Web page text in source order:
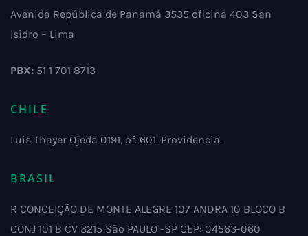
Avenida República de Panamá 3535 oficina 403 San
Isidro – Lima
PBX: 51 1 701 8713
CHILE
Luis Thayer Ojeda 0191, of. 601. Providencia.
BRASIL
R CONCEIÇÃO DE MONTE ALEGRE 107 ANDRA 10 BLOCO B
CONJ 101 B CV 3215 São PAULO -SP CEP: 04563-060